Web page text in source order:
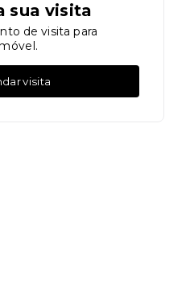
sua visita
de visita para
visita